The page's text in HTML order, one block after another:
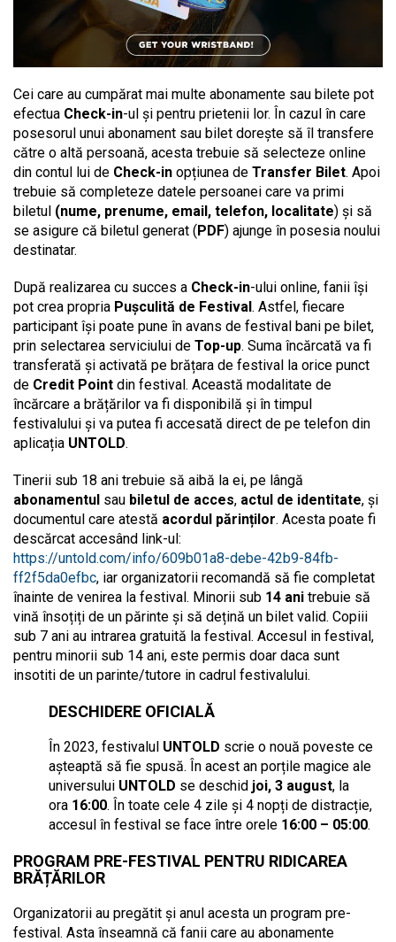
Cei care au cumpărat mai multe abonamente sau bilete pot
efectua Check-in-ul și pentru prietenii lor. În cazul în care
posesorul unui abonament sau bilet dorește să îl transfere
către o altă persoană, acesta trebuie să selecteze online
din contul lui de Check-in opțiunea de Transfer Bilet. Apoi
trebuie să completeze datele persoanei care va primi
biletul (nume, prenume, email, telefon, localitate) și să
se asigure că biletul generat (PDF) ajunge în posesia noului
destinatar.
După realizarea cu succes a Check-in-ului online, fanii își
pot crea propria Pușculită de Festival. Astfel, fiecare
participant își poate pune în avans de festival bani pe bilet,
prin selectarea serviciului de Top-up. Suma încărcată va fi
transferată și activată pe brățara de festival la orice punct
de Credit Point din festival. Această modalitate de
încărcare a brățărilor va fi disponibilă și în timpul
festivalului și va putea fi accesată direct de pe telefon din
aplicația UNTOLD.
Tinerii sub 18 ani trebuie să aibă la ei, pe lângă
abonamentul sau biletul de acces, actul de identitate, și
documentul care atestă acordul părinților. Acesta poate fi
descărcat accesând link-ul:
https://untold.com/info/609b01a8-debe-42b9-84fb-
ff2f5da0efbc, iar organizatorii recomandă să fie completat
înainte de venirea la festival. Minorii sub 14 ani trebuie să
vină însoțiți de un părinte și să dețină un bilet valid. Copiii
sub 7 ani au intrarea gratuită la festival. Accesul in festival,
pentru minorii sub 14 ani, este permis doar daca sunt
insotiti de un parinte/tutore in cadrul festivalului.
DESCHIDERE OFICIALĂ
În 2023, festivalul UNTOLD scrie o nouă poveste ce
așteaptă să fie spusă. În acest an porțile magice ale
universului UNTOLD se deschid joi, 3 august, la
ora 16:00. În toate cele 4 zile și 4 nopți de distracție,
accesul în festival se face între orele 16:00 – 05:00.
PROGRAM PRE-FESTIVAL PENTRU RIDICAREA
BRĂȚĂRILOR
Organizatorii au pregătit și anul acesta un program pre-
festival. Asta înseamnă că fanii care au abonamente